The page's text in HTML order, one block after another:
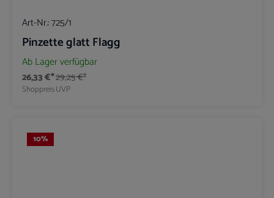
Art-Nr.:725/1
Pinzette glatt Flagg
Ab Lager verfügbar
26,33 €*
Shoppreis
29,25 €*
UVP
10%